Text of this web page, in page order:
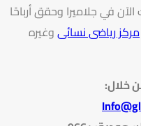
في جلاميرا وحقق أرباحًا
مركز رياضى نسائىوغيره
خلال: